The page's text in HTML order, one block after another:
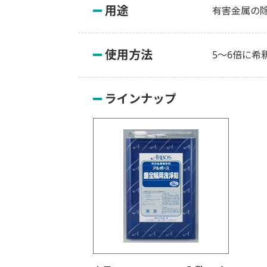
用途 有害金属の
使用方法 5～6倍に希
ラインナップ